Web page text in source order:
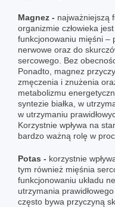
Magnez - najważniejszą
organizmie człowieka
funkcjonowaniu mięśni –
nerwowe oraz do
sercowego. Bez
Ponadto, magnez
zmęczenia i znużenia
metabolizmu
syntezie białka, w
w utrzymaniu
Korzystnie wpływa na
bardzo ważną rolę w
Potas - korzystnie
tym również mięśnia
funkcjonowaniu układu
utrzymania
często bywa przyczyną